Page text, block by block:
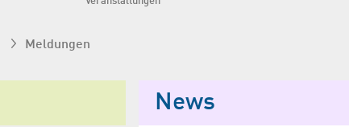
Meldungen
News